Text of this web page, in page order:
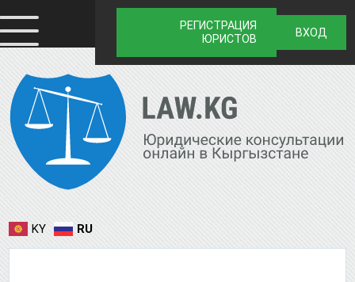
РЕГИСТРАЦИЯ
ЮРИСТОВ
ВХОД
KY RU